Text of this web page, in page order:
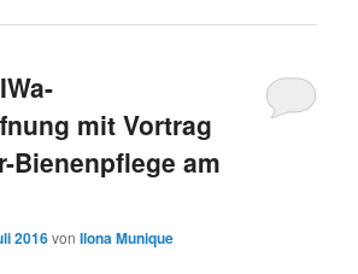
mit Vortrag
Bienenpflege am
2016vonIlona Munique